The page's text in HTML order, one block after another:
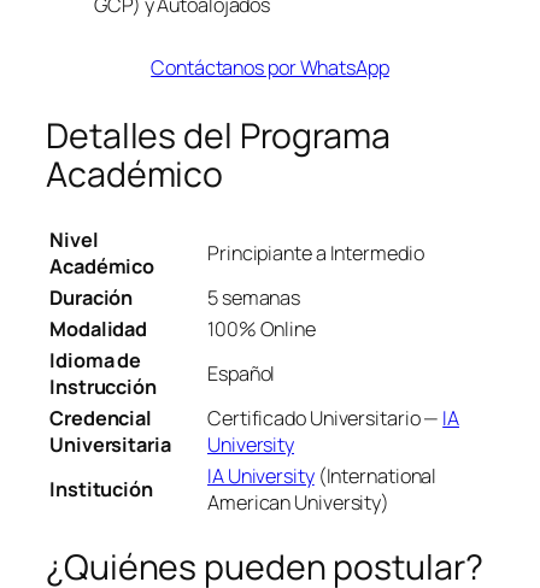
GCP) y Autoalojados
Contáctanos por WhatsApp
Detalles del Programa
Académico
Nivel
Académico
Principiante a Intermedio
Duración
5 semanas
Modalidad
100% Online
Idioma de
Instrucción
Español
Credencial
Universitaria
Certificado Universitario — IA
University
Institución
IA University(International
American University)
¿Quiénes pueden postular?